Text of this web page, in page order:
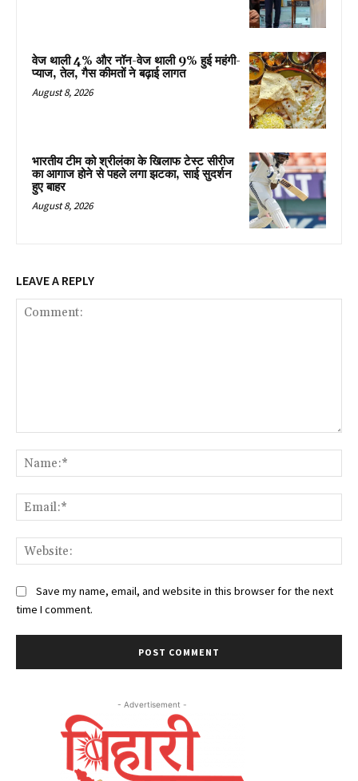
वेज थाली 4% और नॉन-वेज थाली 9% हुई महंगी-
प्याज, तेल, गैस कीमतों ने बढ़ाई लागत
August 8, 2026
भारतीय टीम को श्रीलंका के खिलाफ टेस्ट सीरीज
का आगाज होने से पहले लगा झटका, साई सुदर्शन
हुए बाहर
August 8, 2026
LEAVE A REPLY
Save my name, email, and website in this browser for the next
time I comment.
- Advertisement -